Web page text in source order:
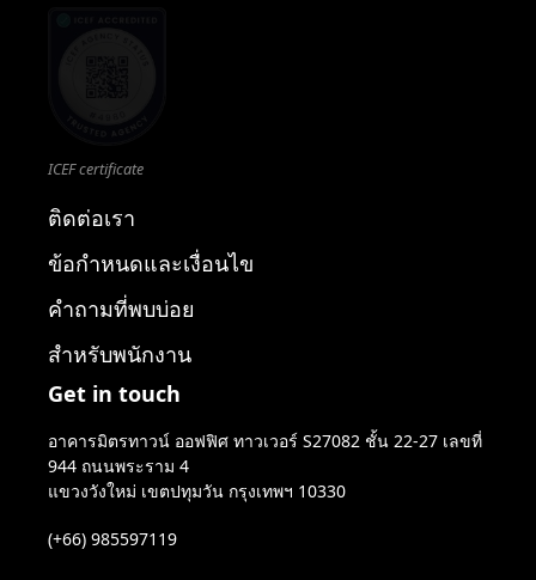
ICEF certificate
ติดต่อเรา
ข้อกำหนดและเงื่อนไข
คำถามที่พบบ่อย
สำหรับพนักงาน
Get in touch
อาคารมิตรทาวน์ ออฟฟิศ ทาวเวอร์ S27082 ชั้น 22-27 เลขที่
944 ถนนพระราม 4
แขวงวังใหม่ เขตปทุมวัน กรุงเทพฯ 10330
(+66) 985597119